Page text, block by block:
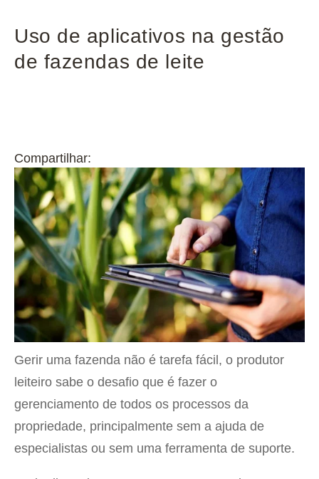
Uso de aplicativos na gestão
de fazendas de leite
Compartilhar:
Gerir uma fazenda não é tarefa fácil, o produtor
leiteiro sabe o desafio que é fazer o
gerenciamento de todos os processos da
propriedade, principalmente sem a ajuda de
especialistas ou sem uma ferramenta de suporte.